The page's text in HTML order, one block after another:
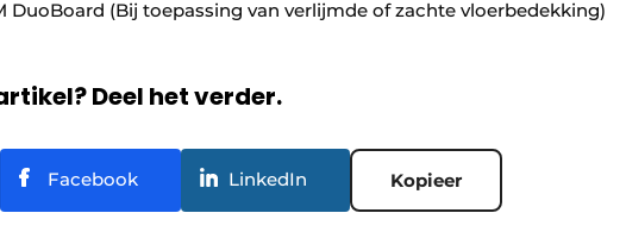
DuoBoard (Bij toepassing van verlijmde of zachte vloerbedekking)
Deel het verder.
Facebook LinkedIn Kopieer